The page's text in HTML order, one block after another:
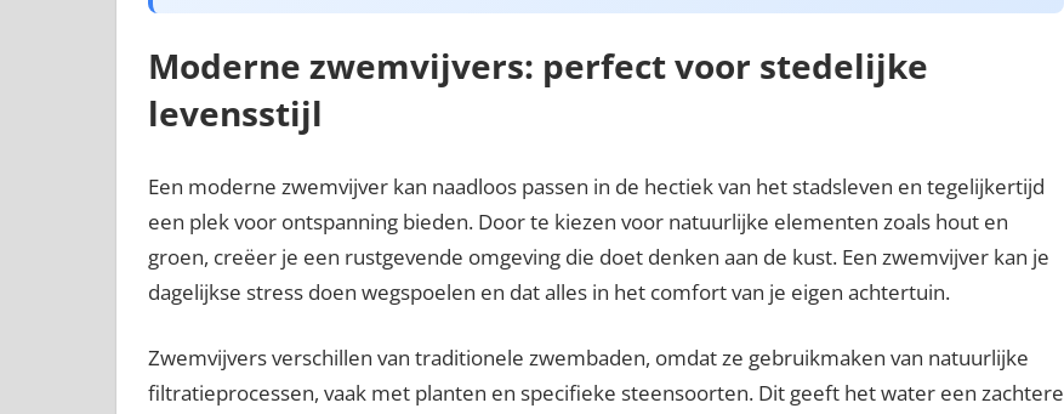
Moderne zwemvijvers: perfect voor stedelijke
levensstijl
Een moderne zwemvijver kan naadloos passen in de hectiek van het stadsleven en tegelijkertijd
een plek voor ontspanning bieden. Door te kiezen voor natuurlijke elementen zoals hout en
groen, creëer je een rustgevende omgeving die doet denken aan de kust. Een zwemvijver kan je
dagelijkse stress doen wegspoelen en dat alles in het comfort van je eigen achtertuin.
Zwemvijvers verschillen van traditionele zwembaden, omdat ze gebruikmaken van natuurlijke
filtratieprocessen, vaak met planten en specifieke steensoorten. Dit geeft het water een zachtere